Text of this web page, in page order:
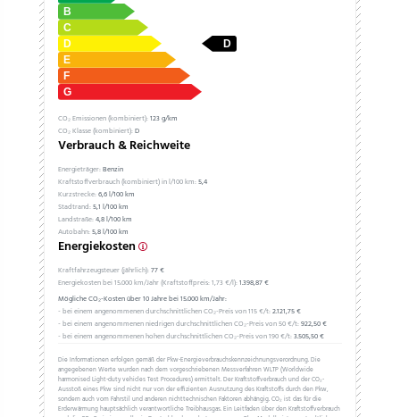
CO₂ Emissionen (kombiniert):123 g/km
CO₂ Klasse (kombiniert):D
Verbrauch & Reichweite
Energieträger:Benzin
Kraftstoffverbrauch (kombiniert) in l/100 km:5,4
Kurzstrecke:6,6 l/100 km
Stadtrand:5,1 l/100 km
Landstraße:4,8 l/100 km
Autobahn:5,8 l/100 km
Energiekosten
Kraftfahrzeugsteuer (jährlich):77 €
Energiekosten bei 15.000 km/Jahr (Kraftstoffpreis:1,73€/l):1.398,87 €
Mögliche CO₂-Kosten über 10 Jahre bei 15.000 km/Jahr:
- bei einem angenommenen durchschnittlichen CO₂-Preis von 115 €/t:2.121,75 €
- bei einem angenommenen niedrigen durchschnittlichen CO₂-Preis von 50 €/t:922,50 €
- bei einem angenommenen hohen durchschnittlichen CO₂-Preis von 190 €/t:3.505,50 €
Die Informationen erfolgen gemäß der Pkw-Energieverbrauchskennzeichnungsverordnung. Die
angegebenen Werte wurden nach dem vorgeschriebenen Messverfahren WLTP (Worldwide
harmonised Light-duty vehicles Test Procedures) ermittelt. Der Kraftstoffverbrauch und der CO₂-
Ausstoß eines Pkw sind nicht nur von der effizienten Ausnutzung des Kraftstoffs durch den Pkw,
sondern auch vom Fahrstil und anderen nichttechnischen Faktoren abhängig. CO₂ ist das für die
Erderwärmung hauptsächlich verantwortliche Treibhausgas. Ein Leitfaden über den Kraftstoffverbrauch